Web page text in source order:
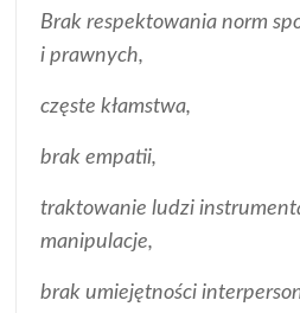
Brak respektowania norm
i prawnych,
częste kłamstwa,
brak empatii,
traktowanie ludzi
manipulacje,
brak umiejętności